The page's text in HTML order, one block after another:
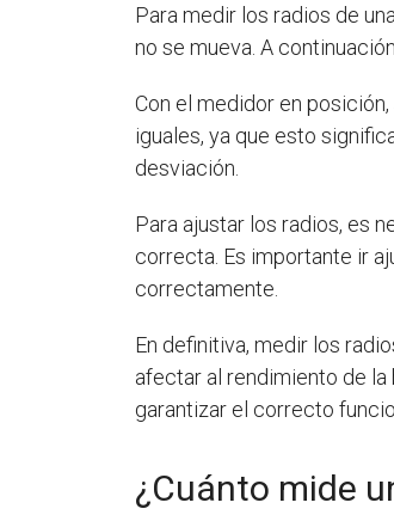
Para medir los radios de
no se mueva. A
Con el medidor en
iguales, ya que esto
desviación.
Para ajustar los radios, es
correcta. Es importante ir
correctamente.
En definitiva, medir los
afectar al rendimiento de
garantizar el correcto
¿Cuánto mide